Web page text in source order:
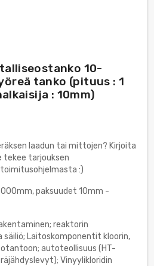
10-
tanko (pituus : 1
: 10mm)
laadun tai mittojen? Kirjoita
tekee tarjouksen
:)
paksuudet 10mm -
reaktorin
Laitoskomponentit kloorin,
autoteollisuus (HT-
Vinyylikloridin